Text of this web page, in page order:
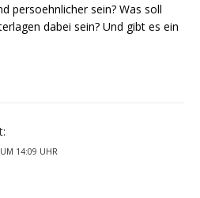
persoehnlicher sein? Was soll
dabei sein? Und gibt es ein
14:09 UHR